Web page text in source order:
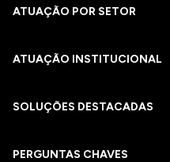
ATUAÇÃO POR SETOR
ATUAÇÃO INSTITUCIONAL
SOLUÇÕES DESTACADAS
PERGUNTAS CHAVES​